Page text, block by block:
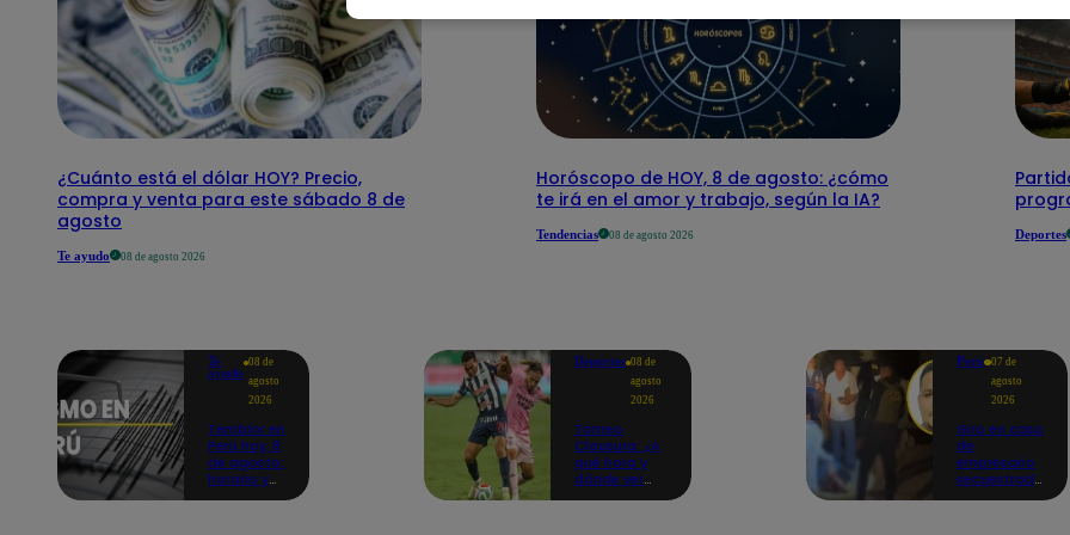
¿Cuánto está el dólar HOY? Precio,
compra y venta para este sábado 8 de
agosto
Te ayudo 08 de agosto 2026
Horóscopo de HOY, 8 de agosto: ¿cómo
te irá en el amor y trabajo, según la IA?
Tendencias 08 de agosto 2026 Deportes
Te
ayudo
08 de
agosto
2026
Temblor en
Perú hoy, 8
de agosto:
horario y
Deportes 08 de
agosto
2026
Torneo
Clausura: ¿A
qué hora y
dónde ver
Perú 07 de
agosto
2026
Giro en caso
de
empresario
secuestrado